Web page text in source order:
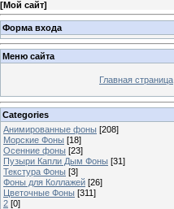
[Мой сайт]
Форма входа
Меню сайта
Главная страница
Categories
Анимированные фоны [208]
Морские Фоны [18]
Осенние фоны [23]
Пузыри Капли Дым Фоны [31]
Текстура Фоны [3]
Фоны для Коллажей [26]
Цветочные Фоны [311]
2 [0]